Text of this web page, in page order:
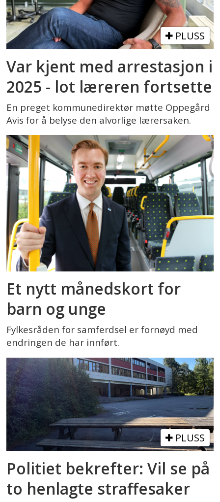
PLUSS
Var kjent med arrestasjon i
2025 - lot læreren fortsette
En preget kommunedirektør møtte Oppegård
Avis for å belyse den alvorlige lærersaken.
Et nytt månedskort for
barn og unge
Fylkesråden for samferdsel er fornøyd med
endringen de har innført.
PLUSS
Politiet bekrefter: Vil se på
to henlagte straffesaker